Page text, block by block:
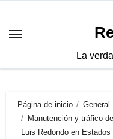
contenido
La
Página de inicio
General
Manutención y tráfico
Luis Redondo en Estados